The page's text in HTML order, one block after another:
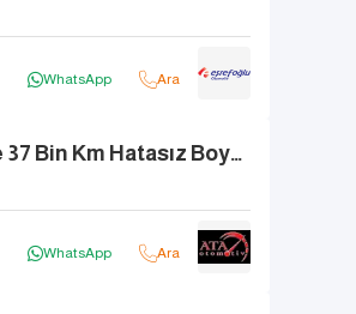
WhatsApp Ara
2023 A3 Sportback 35 TFSI S Line 37 Bin Km Hatasız Boyasız
WhatsApp Ara